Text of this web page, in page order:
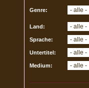
Genre:
Land:
Sprache:
Untertitel:
Medium: